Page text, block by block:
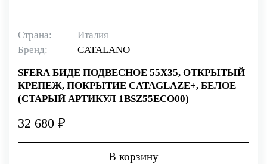
Страна:
Италия
Бренд:
CATALANO
SFERA БИДЕ ПОДВЕСНОЕ 55Х35, ОТКРЫТЫЙ
КРЕПЕЖ, ПОКРЫТИЕ CATAGLAZE+, БЕЛОЕ
(СТАРЫЙ АРТИКУЛ 1BSZ55ECO00)
32 680 ₽
В корзину